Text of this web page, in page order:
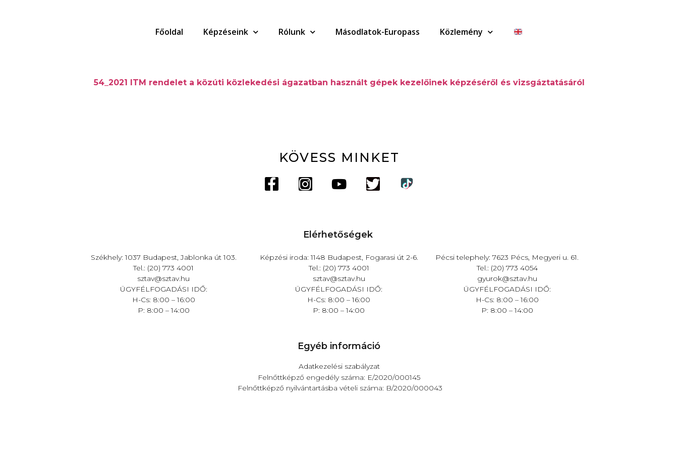
Főoldal Képzéseink Rólunk Másodlatok-Europass Közlemény
54_2021 ITM rendelet a közúti közlekedési ágazatban használt gépek kezelőinek képzéséről és vizsgáztatásáról
KÖVESS MINKET
Elérhetőségek
Székhely: 1037 Budapest, Jablonka út 103.
Tel.: (20) 773 4001
sztav@sztav.hu
ÜGYFÉLFOGADÁSI IDŐ:
H-Cs: 8:00 – 16:00
P: 8:00 – 14:00
Képzési iroda: 1148 Budapest, Fogarasi út 2-6.
Tel.: (20) 773 4001
sztav@sztav.hu
ÜGYFÉLFOGADÁSI IDŐ:
H-Cs: 8:00 – 16:00
P: 8:00 – 14:00
Pécsi telephely: 7623 Pécs, Megyeri u. 61.
Tel.: (20) 773 4054
gyurok@sztav.hu
ÜGYFÉLFOGADÁSI IDŐ:
H-Cs: 8:00 – 16:00
P: 8:00 – 14:00
Egyéb információ
Adatkezelési szabályzat
Felnőttképző engedély száma: E/2020/000145
Felnőttképző nyilvántartásba vételi száma: B/2020/000043